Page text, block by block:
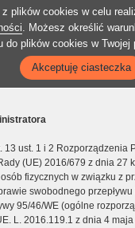
plików cookies w celu
. Możesz określić
do plików cookies w Twojej
Akceptuję ciasteczka
13 ust. 1 i 2 Rozporządzenia
(UE) 2016/679 z dnia 27
fizycznych w związku z
swobodnego
95/46/WE (ogólne
L. 2016.119.1 z dnia 4